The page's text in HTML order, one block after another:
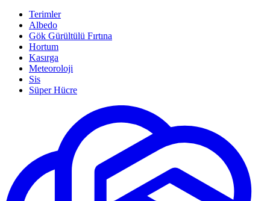
Terimler
Albedo
Gök Gürültülü Fırtına
Hortum
Kasırga
Meteoroloji
Sis
Süper Hücre